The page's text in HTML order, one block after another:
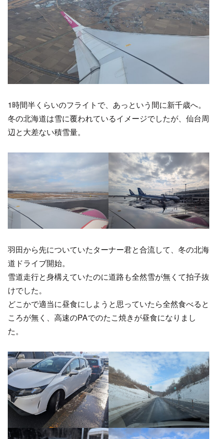
1時間半くらいのフライトで、あっという間に新千歳へ。
冬の北海道は雪に覆われているイメージでしたが、仙台周
辺と大差ない積雪量。
羽田から先についていたターナー君と合流して、冬の北海
道ドライブ開始。
雪道走行と身構えていたのに道路も全然雪が無くて拍子抜
けでした。
どこかで適当に昼食にしようと思っていたら全然食べると
ころが無く、高速のPAでのたこ焼きが昼食になりまし
た。